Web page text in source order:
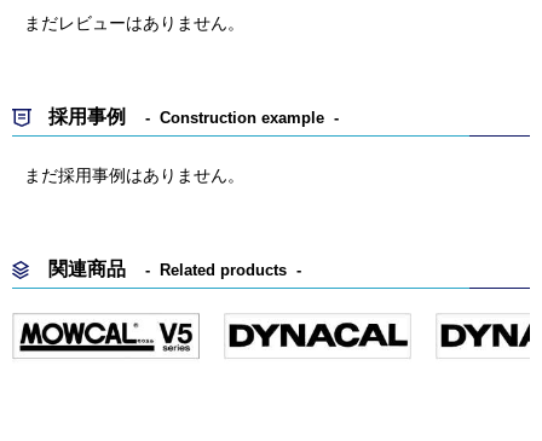
まだレビューはありません。
採用事例 Construction example
まだ採用事例はありません。
関連商品 Related products